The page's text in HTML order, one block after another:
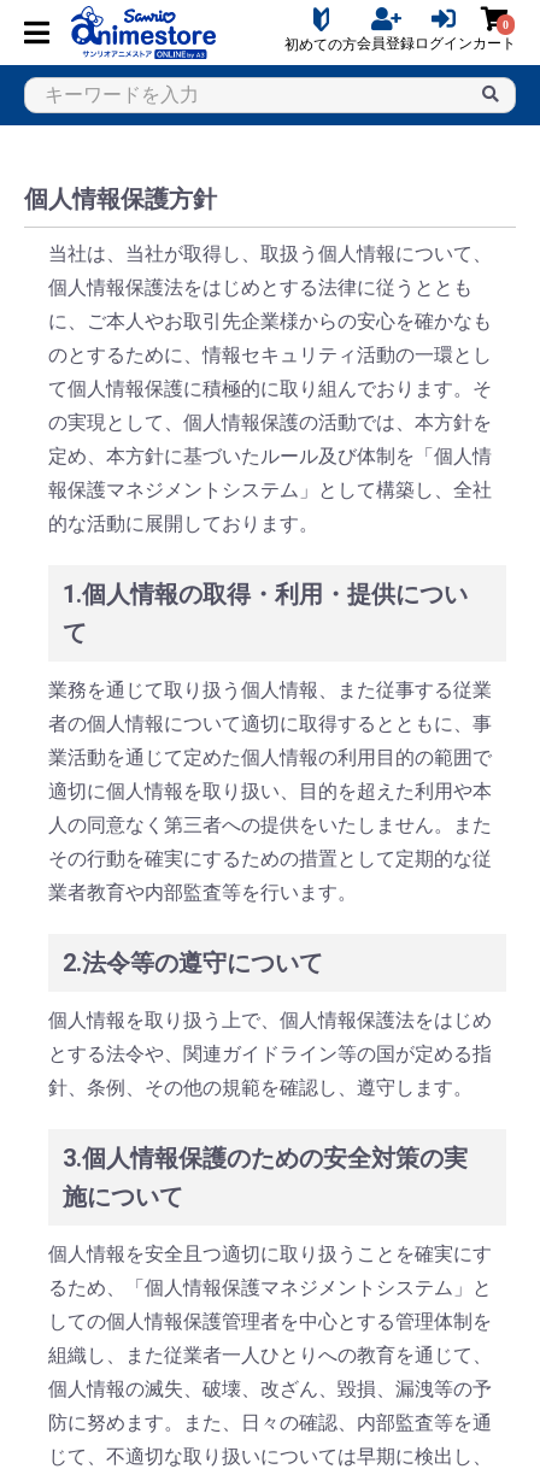
初めての方会員登録ログイン
0
カート
個人情報保護方針
当社は、当社が取得し、取扱う個人情報について、
個人情報保護法をはじめとする法律に従うととも
に、ご本人やお取引先企業様からの安心を確かなも
のとするために、情報セキュリティ活動の一環とし
て個人情報保護に積極的に取り組んでおります。そ
の実現として、個人情報保護の活動では、本方針を
定め、本方針に基づいたルール及び体制を「個人情
報保護マネジメントシステム」として構築し、全社
的な活動に展開しております。
1.個人情報の取得・利用・提供につい
て
業務を通じて取り扱う個人情報、また従事する従業
者の個人情報について適切に取得するとともに、事
業活動を通じて定めた個人情報の利用目的の範囲で
適切に個人情報を取り扱い、目的を超えた利用や本
人の同意なく第三者への提供をいたしません。また
その行動を確実にするための措置として定期的な従
業者教育や内部監査等を行います。
2.法令等の遵守について
個人情報を取り扱う上で、個人情報保護法をはじめ
とする法令や、関連ガイドライン等の国が定める指
針、条例、その他の規範を確認し、遵守します。
3.個人情報保護のための安全対策の実
施について
個人情報を安全且つ適切に取り扱うことを確実にす
るため、「個人情報保護マネジメントシステム」と
しての個人情報保護管理者を中心とする管理体制を
組織し、また従業者一人ひとりへの教育を通じて、
個人情報の滅失、破壊、改ざん、毀損、漏洩等の予
防に努めます。また、日々の確認、内部監査等を通
じて、不適切な取り扱いについては早期に検出し、